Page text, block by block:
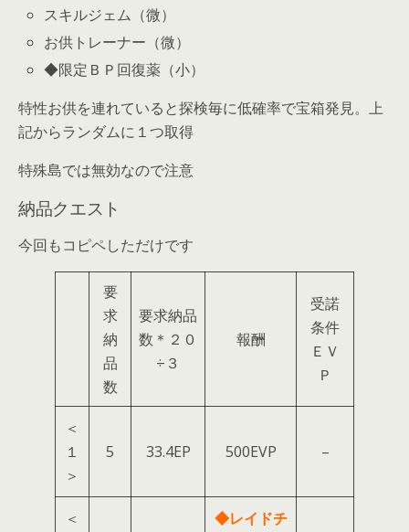
スキルジェム（微）
お供トレーナー（微）
◆限定ＢＰ回復薬（小）
特性お供を連れていると探検毎に低確率で宝箱発見。上
記からランダムに１つ取得
特殊島では無効なので注意
納品クエスト
今回もコピペしただけです
要
求
納
品
数
要求納品
数＊２０
÷３
報酬
受諾
条件
ＥＶ
Ｐ
＜
１
＞
5 33.4EP 500EVP –
＜ ◆レイドチ